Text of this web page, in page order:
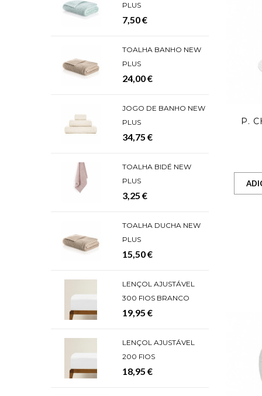
PLUS
7,50 €
TOALHA BANHO NEW
PLUS
24,00 €
JOGO DE BANHO NEW
PLUS
34,75 €
TOALHA BIDÉ NEW
PLUS
3,25 €
TOALHA DUCHA NEW
PLUS
15,50 €
LENÇOL AJUSTÁVEL
300 FIOS BRANCO
19,95 €
LENÇOL AJUSTÁVEL
200 FIOS
18,95 €
P.